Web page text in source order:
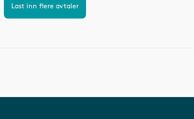
Last inn flere avtaler